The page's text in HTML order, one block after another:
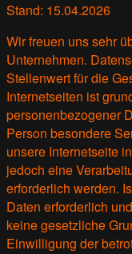
Stand: 15.04.2026
Wir freuen uns sehr
Unternehmen.
Stellenwert für die
Internetseiten ist
personenbezogener
Person besondere
unsere Internetseite
jedoch eine
erforderlich werden.
Daten erforderlich
keine gesetzliche
Einwilligung der